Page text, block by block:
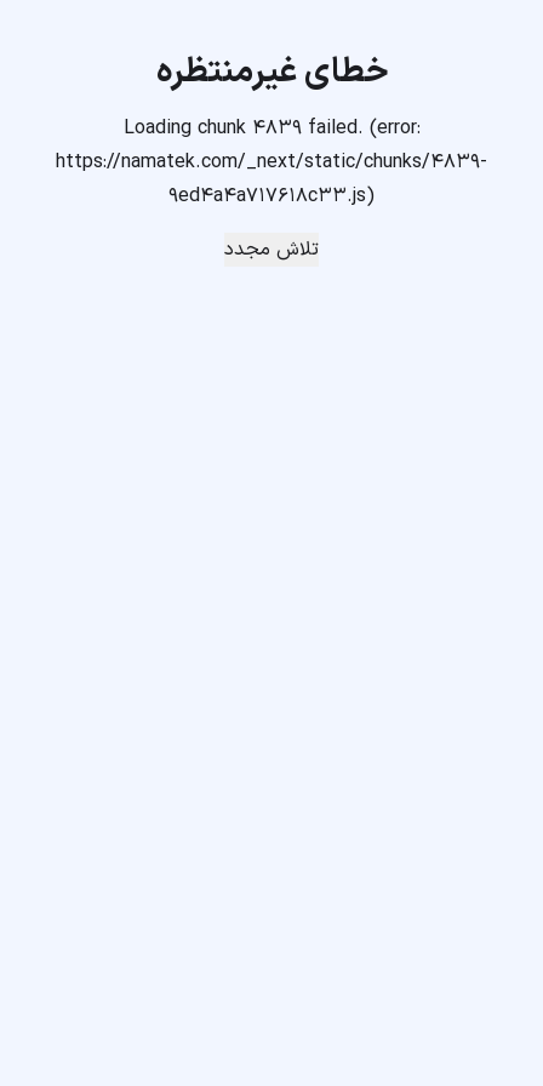
خطای غیرمنتظره
Loading chunk 4839 failed. (error:
https://namatek.com/_next/static/chunks/4839-
9ed4a4a717618c33.js)
تلاش مجدد